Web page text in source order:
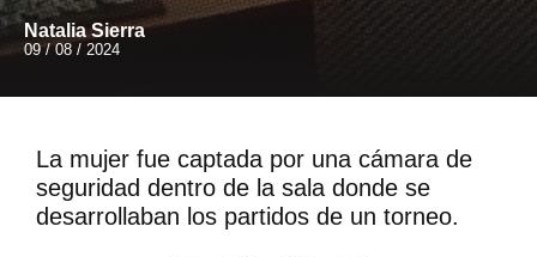
Natalia Sierra
09 / 08 / 2024
La mujer fue captada por una cámara de
seguridad dentro de la sala donde se
desarrollaban los partidos de un torneo.